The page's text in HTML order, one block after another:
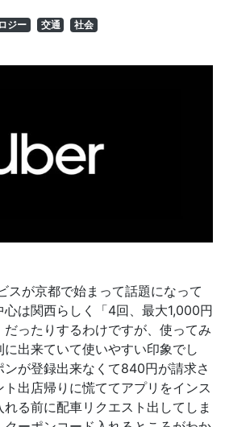
ジー 交通 社会
スが京都で始まって話題になって
は関西らしく「4回、最大1,000円
だったりするわけですが、使ってみ
出来ていて使いやすい印象でし
が登録出来なくて840円が請求さ
出店帰りに慌ててアプリをインス
れる前に配車リクエスト出してしま